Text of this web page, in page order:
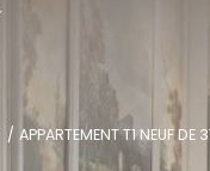
APPARTEMENT T1 NEUF